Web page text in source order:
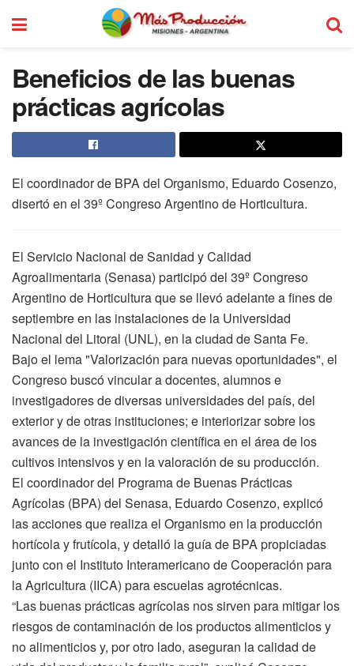
Beneficios de las buenas
prácticas agrícolas
El coordinador de BPA del Organismo, Eduardo Cosenzo,
disertó en el 39º Congreso Argentino de Horticultura.
El Servicio Nacional de Sanidad y Calidad
Agroalimentaria (Senasa) participó del 39º Congreso
Argentino de Horticultura que se llevó adelante a fines de
septiembre en las instalaciones de la Universidad
Nacional del Litoral (UNL), en la ciudad de Santa Fe.
Bajo el lema "Valorización para nuevas oportunidades", el
Congreso buscó vincular a docentes, alumnos e
investigadores de diversas universidades del país, del
exterior y de otras instituciones; e interiorizar sobre los
avances de la investigación científica en el área de los
cultivos intensivos y en la valoración de su producción.
El coordinador del Programa de Buenas Prácticas
Agrícolas (BPA) del Senasa, Eduardo Cosenzo, explicó
las acciones que realiza el Organismo en la producción
hortícola y frutícola, y detalló la guía de BPA propiciadas
junto con el Instituto Interamericano de Cooperación para
la Agricultura (IICA) para escuelas agrotécnicas.
“Las buenas prácticas agrícolas nos sirven para mitigar los
riesgos de contaminación de los productos alimenticios y
no alimenticios y, por otro lado, aseguran la calidad de